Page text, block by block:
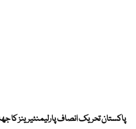
پاکستان تحریک انصاف پارلیمنٹیرینز کا